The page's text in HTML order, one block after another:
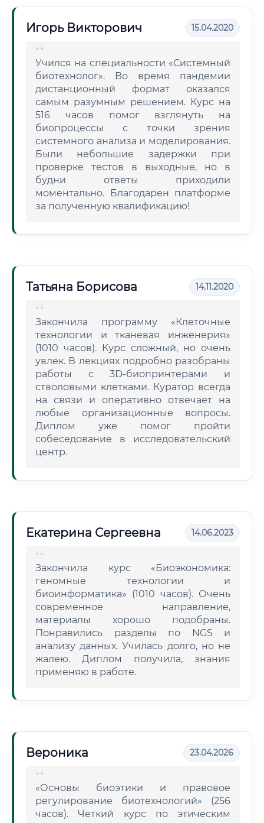
Игорь Викторович 15.04.2020
Учился на специальности «Системный
биотехнолог». Во время пандемии
дистанционный формат оказался
самым разумным решением. Курс на
516 часов помог взглянуть на
биопроцессы с точки зрения
системного анализа и моделирования.
Были небольшие задержки при
проверке тестов в выходные, но в
будни ответы приходили
моментально. Благодарен платформе
за полученную квалификацию!
Татьяна Борисова 14.11.2020
Закончила программу «Клеточные
технологии и тканевая инженерия»
(1010 часов). Курс сложный, но очень
увлек. В лекциях подробно разобраны
работы с 3D-биопринтерами и
стволовыми клетками. Куратор всегда
на связи и оперативно отвечает на
любые организационные вопросы.
Диплом уже помог пройти
собеседование в исследовательский
центр.
Екатерина Сергеевна 14.06.2023
Закончила курс «Биоэкономика:
геномные технологии и
биоинформатика» (1010 часов). Очень
современное направление,
материалы хорошо подобраны.
Понравились разделы по NGS и
анализу данных. Училась долго, но не
жалею. Диплом получила, знания
применяю в работе.
Вероника 23.04.2026
«Основы биоэтики и правовое
регулирование биотехнологий» (256
часов). Четкий курс по этическим